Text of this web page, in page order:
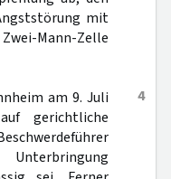
mit
Mann-Zelle
4
am 9. Juli
gerichtliche